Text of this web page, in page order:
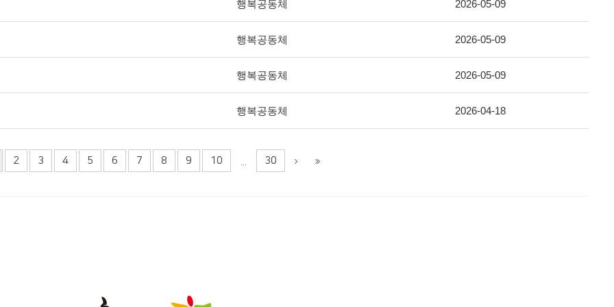
행복공동체 2026-05-09
행복공동체 2026-05-09
행복공동체 2026-05-09
행복공동체 2026-04-18
2 3 4 5 6 7 8 9 10 30